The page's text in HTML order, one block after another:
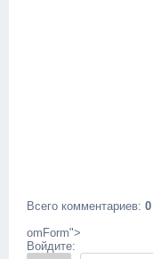
Всего комментариев: 0
omForm">
Войдите: